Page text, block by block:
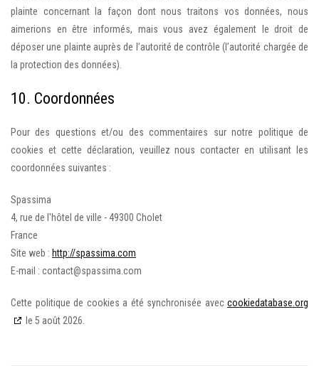
plainte concernant la façon dont nous traitons vos données, nous
aimerions en être informés, mais vous avez également le droit de
déposer une plainte auprès de l’autorité de contrôle (l’autorité chargée de
la protection des données).
10. Coordonnées
Pour des questions et/ou des commentaires sur notre politique de
cookies et cette déclaration, veuillez nous contacter en utilisant les
coordonnées suivantes :
Spassima
4, rue de l'hôtel de ville - 49300 Cholet
France
Site web : http://spassima.com
E-mail : contact@spassima.com
Cette politique de cookies a été synchronisée avec cookiedatabase.org
le 5 août 2026.